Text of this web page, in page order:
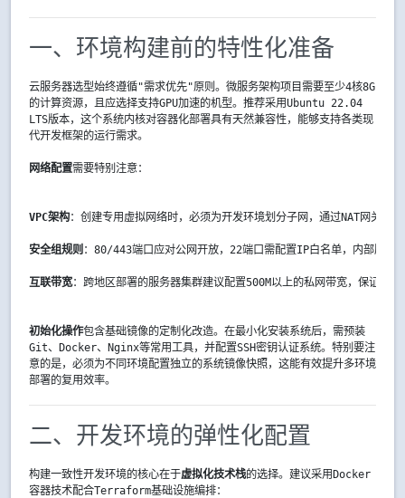
一、环境构建前的特性化准备
云服务器选型始终遵循"需求优先"原则。微服务架构项目需要至少4核8G
的计算资源，且应选择支持GPU加速的机型。推荐采用Ubuntu 22.04
LTS版本，这个系统内核对容器化部署具有天然兼容性，能够支持各类现
代开发框架的运行需求。
网络配置需要特别注意：
VPC架构：创建专用虚拟网络时，必须为开发环境划分子网，通过NAT网关建
安全组规则 ：80/443端口应对公网开放，22端口需配置IP白名单，内部服务
互联带宽：跨地区部署的服务器集群建议配置500M以上的私网带宽，保证微
初始化操作包含基础镜像的定制化改造。在最小化安装系统后，需预装
Git、Docker、Nginx等常用工具，并配置SSH密钥认证系统。特别要注
意的是，必须为不同环境配置独立的系统镜像快照，这能有效提升多环境
部署的复用效率。
二、开发环境的弹性化配置
构建一致性开发环境的核心在于虚拟化技术栈的选择。建议采用Docker
容器技术配合Terraform基础设施编排：